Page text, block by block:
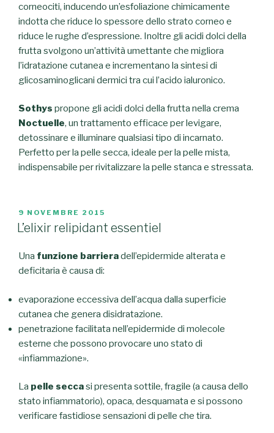
corneociti, inducendo un’esfoliazione chimicamente
indotta che riduce lo spessore dello strato corneo e
riduce le rughe d’espressione. Inoltre gli acidi dolci della
frutta svolgono un’attività umettante che migliora
l’idratazione cutanea e incrementano la sintesi di
glicosaminoglicani dermici tra cui l’acido ialuronico.
Sothys propone gli acidi dolci della frutta nella crema
Noctuelle, un trattamento efficace per levigare,
detossinare e illuminare qualsiasi tipo di incarnato.
Perfetto per la pelle secca, ideale per la pelle mista,
indispensabile per rivitalizzare la pelle stanca e stressata.
PUBBLICATO
IL
9 NOVEMBRE 2015
L’elixir relipidant essentiel
Una funzione barrieradell’epidermide alterata e
deficitaria è causa di:
evaporazione eccessiva dell’acqua dalla superficie
cutanea che genera disidratazione.
penetrazione facilitata nell’epidermide di molecole
esterne che possono provocare uno stato di
«infiammazione».
La pelle seccasi presenta sottile, fragile (a causa dello
stato infiammatorio), opaca, desquamata e si possono
verificare fastidiose sensazioni di pelle che tira.